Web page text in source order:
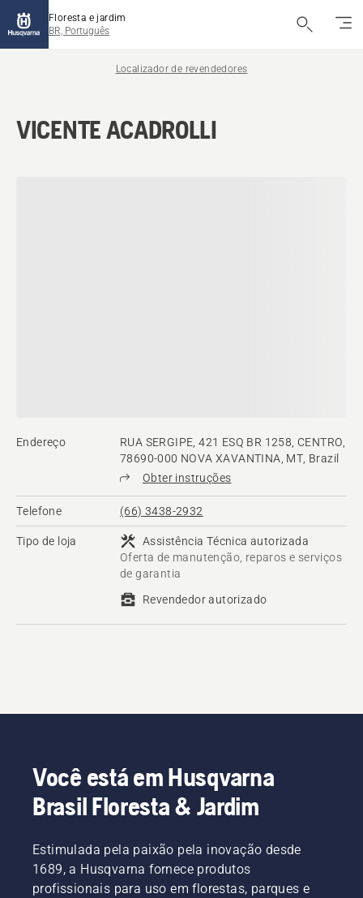
Floresta e jardim
BR, Português
Localizador de revendedores
VICENTE ACADROLLI
Endereço
RUA SERGIPE, 421 ESQ BR 1258, CENTRO,
78690-000 NOVA XAVANTINA, MT, Brazil
Obter instruções
Telefone (66) 3438-2932
Tipo de loja
Assistência Técnica autorizada
Oferta de manutenção, reparos e serviços
de garantia
Revendedor autorizado
Você está em Husqvarna
Brasil Floresta & Jardim
Estimulada pela paixão pela inovação desde
1689, a Husqvarna fornece produtos
profissionais para uso em florestas, parques e